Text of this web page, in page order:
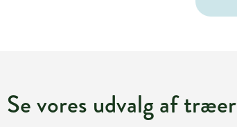
Se vores udvalg af træer